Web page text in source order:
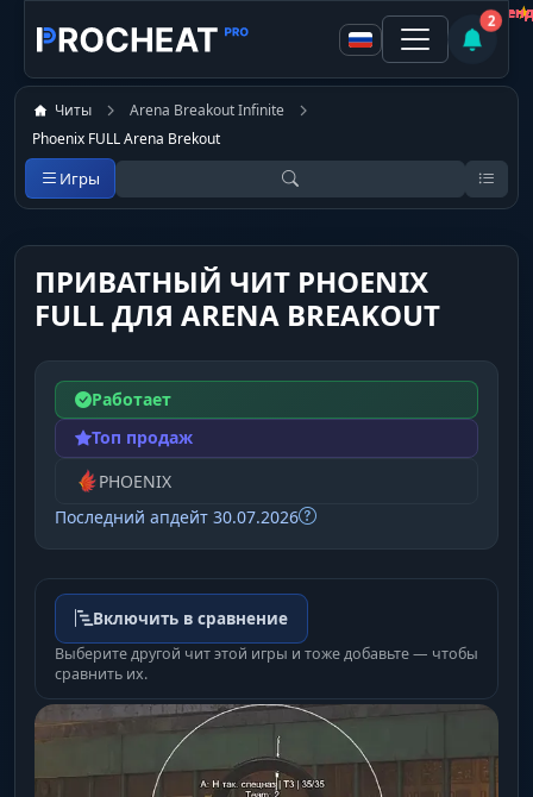
2
Читы
Arena Breakout Infinite
Phoenix FULL Arena Brekout
Игры
ПРИВАТНЫЙ ЧИТ PHOENIX
FULL ДЛЯ ARENA BREAKOUT
Работает
Топ продаж
PHOENIX
Последний апдейт 30.07.2026
Включить в сравнение
Выберите другой чит этой игры и тоже добавьте — чтобы
сравнить их.
★ ★ ★ ★
★ ★ ★ ★
Не
Не
Не
Не
Не